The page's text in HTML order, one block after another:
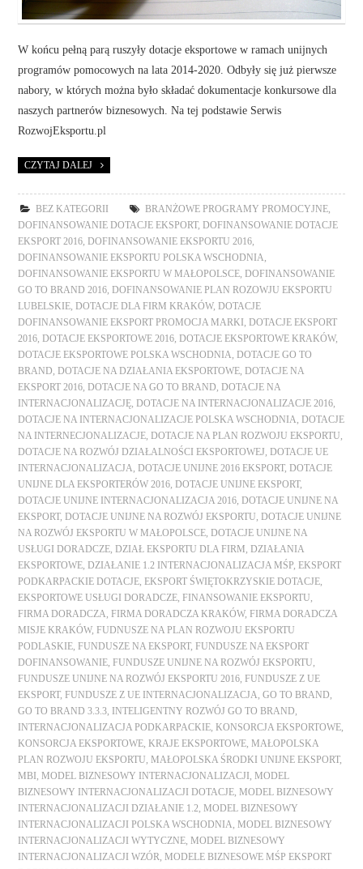
W końcu pełną parą ruszyły dotacje eksportowe w ramach unijnych
programów pomocowych na lata 2014-2020. Odbyły się już pierwsze
nabory, w których można było składać dokumentacje konkursowe dla
naszych partnerów biznesowych. Na tej podstawie Serwis
RozwojEksportu.pl
CZYTAJ DALEJ
BEZ KATEGORII BRANŻOWE PROGRAMY PROMOCYJNE
DOFINANSOWANIE DOTACJE EKSPORT,DOFINANSOWANIE DOTACJE
EKSPORT 2016 ,DOFINANSOWANIE EKSPORTU 2016
DOFINANSOWANIE EKSPORTU POLSKA WSCHODNIA
DOFINANSOWANIE EKSPORTU W MAŁOPOLSCE ,DOFINANSOWANIE
GO TO BRAND 2016 ,DOFINANSOWANIE PLAN ROZOWJU EKSPORTU
LUBELSKIE ,DOTACJE DLA FIRM KRAKÓW,DOTACJE
DOFINANSOWANIE EKSPORT PROMOCJA MARKI
,DOTACJE EKSPORT
2016 ,DOTACJE EKSPORTOWE 2016 ,DOTACJE EKSPORTOWE KRAKÓW,
DOTACJE EKSPORTOWE POLSKA WSCHODNIA ,DOTACJE GO TO
BRAND ,DOTACJE NA DZIAŁANIA EKSPORTOWE ,DOTACJE NA
EKSPORT 2016 ,DOTACJE NA GO TO BRAND ,DOTACJE NA
INTERNACJONALIZACJĘ ,DOTACJE NA INTERNACJONALIZACJE 2016
DOTACJE NA INTERNACJONALIZACJE POLSKA WSCHODNIA ,DOTACJE
NA INTERNECJONALIZACJE ,DOTACJE NA PLAN ROZWOJU EKSPORTU
DOTACJE NA ROZWÓJ DZIAŁALNOŚCI EKSPORTOWEJ ,DOTACJE UE
INTERNACJONALIZACJA ,DOTACJE UNIJNE 2016 EKSPORT,DOTACJE
UNIJNE DLA EKSPORTERÓW 2016 ,DOTACJE UNIJNE EKSPORT,
DOTACJE UNIJNE INTERNACJONALIZACJA 2016 ,DOTACJE UNIJNE NA
EKSPORT,DOTACJE UNIJNE NA ROZWÓJ EKSPORTU ,DOTACJE UNIJNE
NA ROZWÓJ EKSPORTU W MAŁOPOLSCE ,DOTACJE UNIJNE NA
USŁUGI DORADCZE ,DZIAŁ EKSPORTU DLA FIRM ,DZIAŁANIA
EKSPORTOWE ,DZIAŁANIE 1.2 INTERNACJONALIZACJA MŚP ,EKSPORT
PODKARPACKIE DOTACJE ,EKSPORT ŚWIĘTOKRZYSKIE DOTACJE
EKSPORTOWE USŁUGI DORADCZE ,FINANSOWANIE EKSPORTU
FIRMA DORADCZA ,FIRMA DORADCZA KRAKÓW,FIRMA DORADCZA
MISJE KRAKÓW,FUDNUSZE NA PLAN ROZWOJU EKSPORTU
PODLASKIE ,FUNDUSZE NA EKSPORT,FUNDUSZE NA EKSPORT
DOFINANSOWANIE ,FUNDUSZE UNIJNE NA ROZWÓJ EKSPORTU
FUNDUSZE UNIJNE NA ROZWÓJ EKSPORTU 2016 ,FUNDUSZE Z UE
EKSPORT,FUNDUSZE Z UE INTERNACJONALIZACJA ,GO TO BRAND
GO TO BRAND 3.3.3
INTELIGENTNY ROZWÓJ GO TO BRAND
INTERNACJONALIZACJA PODKARPACKIE ,KONSORCJA EKSPORTOWE
KONSORCJA EKSPORTOWE ,KRAJE EKSPORTOWE ,MAŁOPOLSKA
PLAN ROZWOJU EKSPORTU ,MAŁOPOLSKA ŚRODKI UNIJNE EKSPORT,
MBI
,MODEL BIZNESOWY INTERNACJONALIZACJI ,MODEL
BIZNESOWY INTERNACJONALIZACJI DOTACJE ,MODEL BIZNESOWY
INTERNACJONALIZACJI DZIAŁANIE 1.2 ,MODEL BIZNESOWY
INTERNACJONALIZACJI POLSKA WSCHODNIA ,MODEL BIZNESOWY
INTERNACJONALIZACJI WYTYCZNE ,MODEL BIZNESOWY
INTERNACJONALIZACJI WZÓR ,MODELE BIZNESOWE MŚP EKSPORT